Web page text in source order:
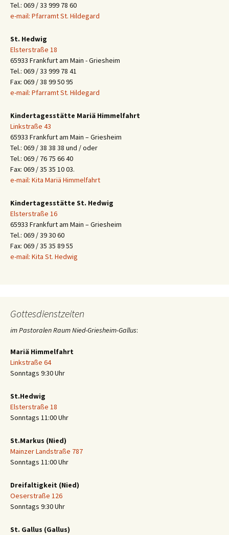
Tel.: 069 / 33 999 78 60
e-mail: Pfarramt St. Hildegard
St. Hedwig
Elsterstraße 18
65933 Frankfurt am Main - Griesheim
Tel.: 069 / 33 999 78 41
Fax: 069 / 38 99 50 95
e-mail: Pfarramt St. Hildegard
Kindertagesstätte Mariä Himmelfahrt
Linkstraße 43
65933 Frankfurt am Main – Griesheim
Tel.: 069 / 38 38 38 und / oder
Tel.: 069 / 76 75 66 40
Fax: 069 / 35 35 10 03.
e-mail: Kita Mariä Himmelfahrt
Kindertagesstätte St. Hedwig
Elsterstraße 16
65933 Frankfurt am Main – Griesheim
Tel.: 069 / 39 30 60
Fax: 069 / 35 35 89 55
e-mail: Kita St. Hedwig
Gottesdienstzeiten
im Pastoralen Raum Nied-Griesheim-Gallus:
Mariä Himmelfahrt
Linkstraße 64
Sonntags 9:30 Uhr
St.Hedwig
Elsterstraße 18
Sonntags 11:00 Uhr
St.Markus (Nied)
Mainzer Landstraße 787
Sonntags 11:00 Uhr
Dreifaltigkeit (Nied)
Oeserstraße 126
Sonntags 9:30 Uhr
St. Gallus (Gallus)